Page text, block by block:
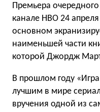
Премьера
канале HBO 24
основном
наименьшей части
которой Джордж
В прошлом году
лучшим в мире
вручения одной из